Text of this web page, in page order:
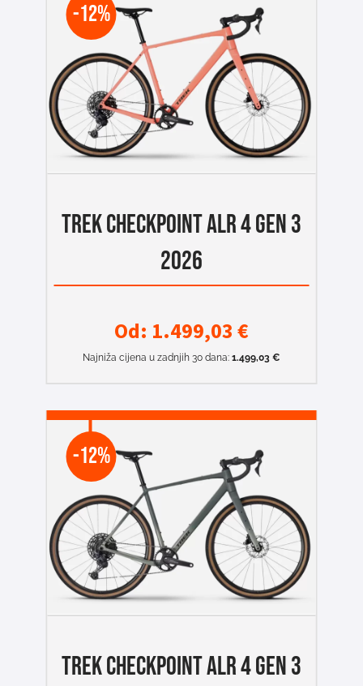
-12%
TREK CHECKPOINT ALR 4 GEN 3
2026
Od: 1.499,03€
Najniža cijena u zadnjih 30 dana: 1.499,03 €
-12%
TREK CHECKPOINT ALR 4 GEN 3